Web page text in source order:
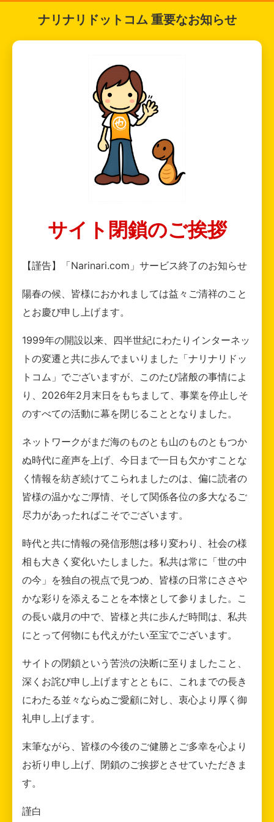
ナリナリドットコム 重要なお知らせ
サイト閉鎖のご挨拶
【謹告】「Narinari.com」サービス終了のお知らせ
陽春の候、皆様におかれましては益々ご清祥のこと
とお慶び申し上げます。
1999年の開設以来、四半世紀にわたりインターネッ
トの変遷と共に歩んでまいりました「ナリナリドッ
トコム」でございますが、このたび諸般の事情によ
り、2026年2月末日をもちまして、事業を停止しそ
のすべての活動に幕を閉じることとなりました。
ネットワークがまだ海のものとも山のものともつか
ぬ時代に産声を上げ、今日まで一日も欠かすことな
く情報を紡ぎ続けてこられましたのは、偏に読者の
皆様の温かなご厚情、そして関係各位の多大なるご
尽力があったればこそでございます。
時代と共に情報の発信形態は移り変わり、社会の様
相も大きく変化いたしました。私共は常に「世の中
の今」を独自の視点で見つめ、皆様の日常にささや
かな彩りを添えることを本懐として参りました。こ
の長い歳月の中で、皆様と共に歩んだ時間は、私共
にとって何物にも代えがたい至宝でございます。
サイトの閉鎖という苦渋の決断に至りましたこと、
深くお詫び申し上げますとともに、これまでの長き
にわたる並々ならぬご愛顧に対し、衷心より厚く御
礼申し上げます。
末筆ながら、皆様の今後のご健勝とご多幸を心より
お祈り申し上げ、閉鎖のご挨拶とさせていただきま
す。
謹白